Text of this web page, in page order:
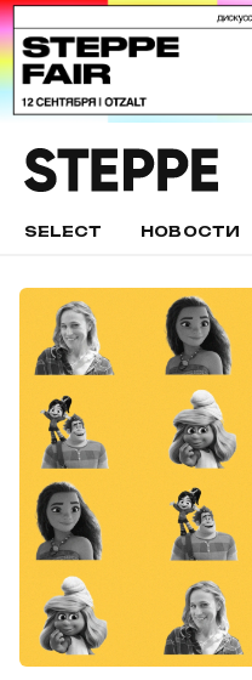
SELECT НОВОСТИ